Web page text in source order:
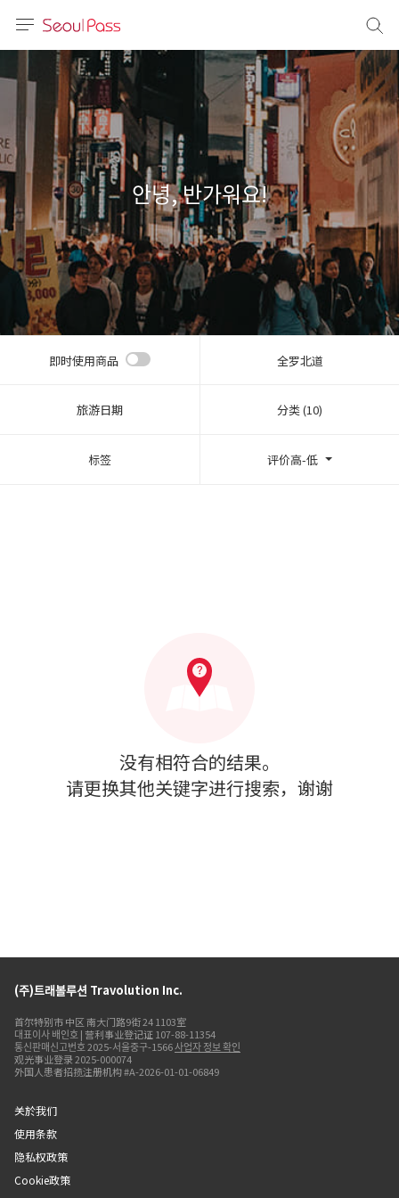
体)
文 (台灣)
안녕, 반가워요!
即时使用商品 全罗北道
旅游日期 分类 (10)
标签 评价高-低
没有相符合的结果。
请更换其他关键字进行搜索，谢谢
(주)트래볼루션 Travolution Inc.
首尔特别市 中区 南大门路9街 24 1103室
대표이사 배인호 | 营利事业登记证 107-88-11354
통신판매신고번호 2025-서울중구-1566사업자 정보 확인
观光事业登录 2025-000074
外国人患者招揽注册机构 #A-2026-01-01-06849
关於我们
使用条款
隐私权政策
Cookie政策